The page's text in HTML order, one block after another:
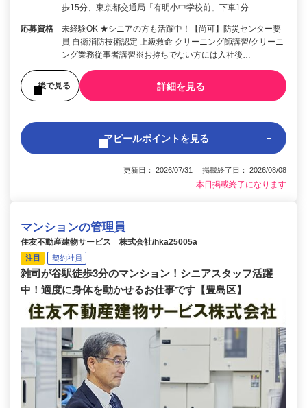
歩15分、東京都交通局「有明小中学校前」下車1分
応募資格
未経験OK ★シニアの方も活躍中！【尚可】防災センター要
員 自衛消防技術認定 上級救命 クリーニング師講習/クリーニ
ング業務従事者講習※お持ちでない方には入社後…
後で見る 詳細を見る
アピールポイントを見る
更新日： 2026/07/31 掲載終了日： 2026/08/08
本日掲載終了になります
マンションの管理員
住友不動産建物サービス 株式会社/hka25005a
注目 契約社員
雑司が谷駅徒歩3分のマンション！シニアスタッフ活躍
中！適度に身体を動かせるお仕事です【豊島区】